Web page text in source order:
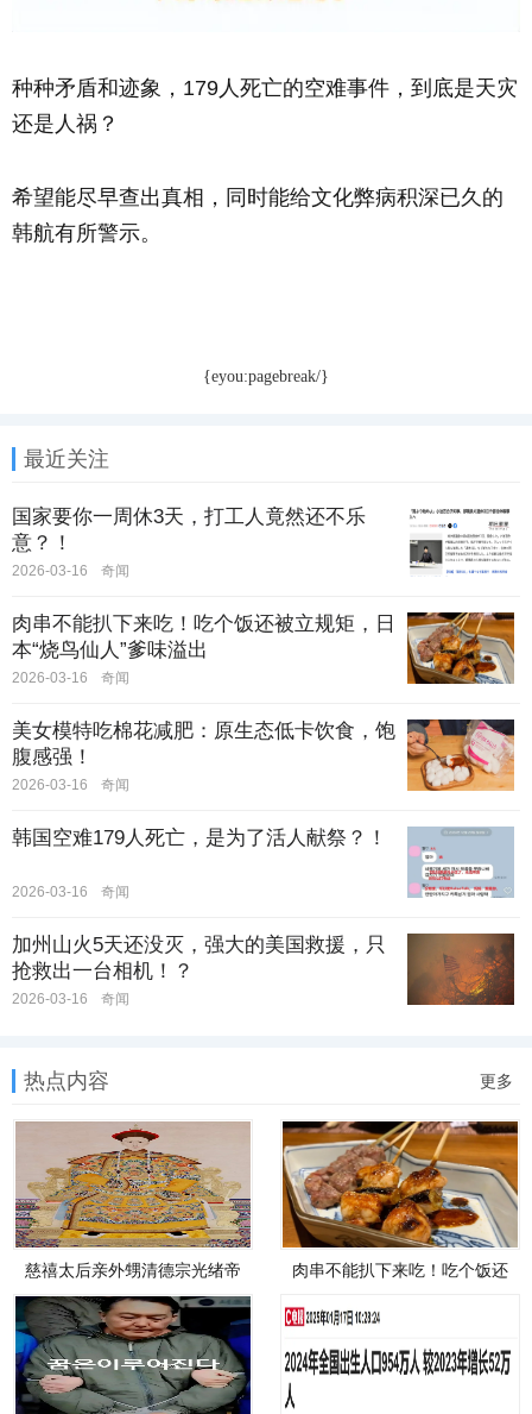
种种矛盾和迹象，179人死亡的空难事件，到底是天灾
还是人祸？
希望能尽早查出真相，同时能给文化弊病积深已久的
韩航有所警示。
{eyou:pagebreak/}
最近关注
国家要你一周休3天，打工人竟然还不乐
意？！
2026-03-16 奇闻
肉串不能扒下来吃！吃个饭还被立规矩，日
本“烧鸟仙人”爹味溢出
2026-03-16 奇闻
美女模特吃棉花减肥：原生态低卡饮食，饱
腹感强！
2026-03-16 奇闻
韩国空难179人死亡，是为了活人献祭？！
2026-03-16 奇闻
加州山火5天还没灭，强大的美国救援，只
抢救出一台相机！？
2026-03-16 奇闻
热点内容 更多
慈禧太后亲外甥清德宗光绪帝
肉串不能扒下来吃！吃个饭还